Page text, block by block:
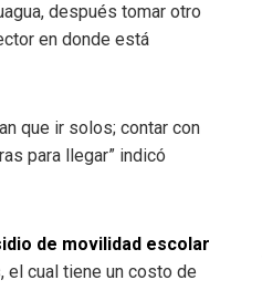
después tomar otro
en donde está
que ir solos; contar con
para llegar” indicó
de movilidad escolar
el cual tiene un costo de